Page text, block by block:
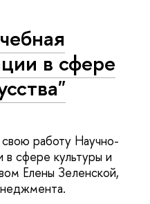
в сфере
работу Научно-
в сфере культуры и
Елены Зеленской,